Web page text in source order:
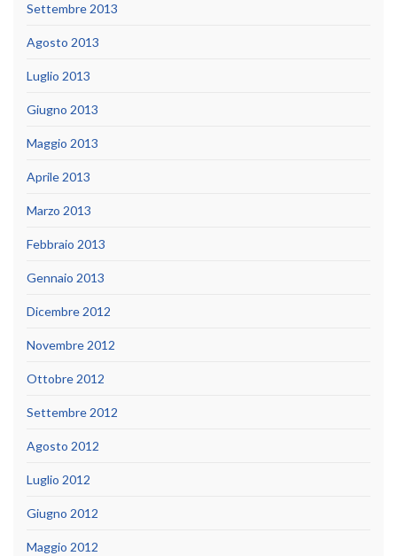
Settembre 2013
Agosto 2013
Luglio 2013
Giugno 2013
Maggio 2013
Aprile 2013
Marzo 2013
Febbraio 2013
Gennaio 2013
Dicembre 2012
Novembre 2012
Ottobre 2012
Settembre 2012
Agosto 2012
Luglio 2012
Giugno 2012
Maggio 2012